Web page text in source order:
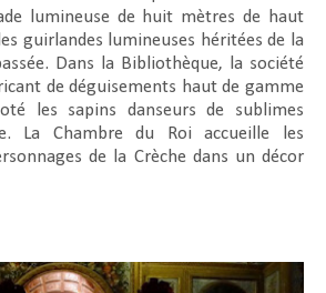
lumineuse de huit mètres de haut
guirlandes lumineuses héritées de la
Dans la Bibliothèque, la société
de déguisements haut de gamme
les sapins danseurs de sublimes
La Chambre du Roi accueille les
de la Crèche dans un décor